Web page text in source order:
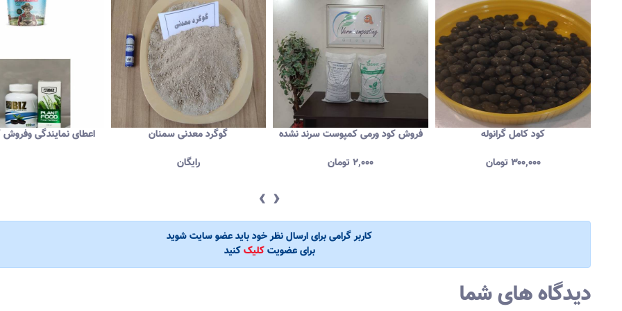
اعطای نمایندگی وفروش
گوگرد معدنی سمنان
رایگان
فروش کود ورمی کمپوست سرند نشده
۲,۰۰۰تومان
کود کامل گرانوله
۳۰۰,۰۰۰تومان
‹ ›
کاربر گرامی برای ارسال نظر خود باید عضو سایت شوید
برای عضویتکلیککنید
دیدگاه های شما